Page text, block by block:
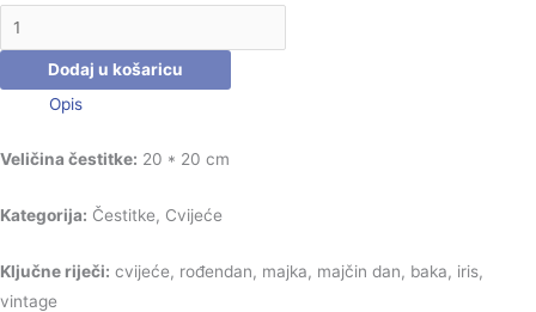
Dodaj u košaricu
Opis
Veličina čestitke: 20 * 20 cm
Kategorija: Čestitke, Cvijeće
Ključne riječi: cvijeće, rođendan, majka, majčin dan, baka, iris,
vintage